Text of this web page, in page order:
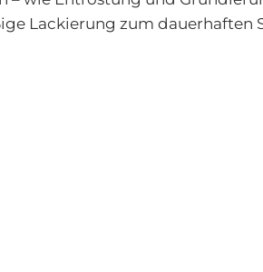
Lackierung zum dauerhaften